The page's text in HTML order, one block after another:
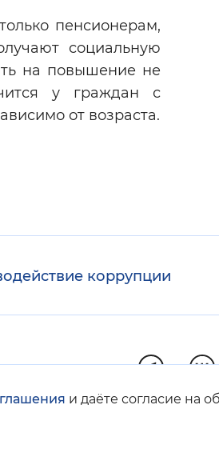
пенсионерам,
социальную
на повышение не
у граждан с
от возраста.
и даёте согласие на
коррупции